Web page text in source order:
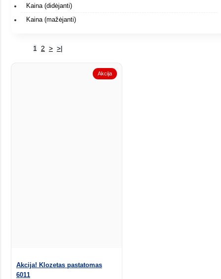
Kaina (didėjanti)
Kaina (mažėjanti)
1 2 > >|
Akcija
Akcija! Klozetas pastatomas
6011